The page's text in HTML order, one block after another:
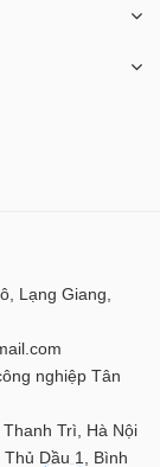
Lạng Giang,
nghiệp Tân
Trì, Hà Nội
Dầu 1, Bình